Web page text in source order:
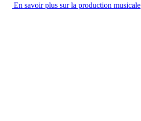
En savoir plus sur la production musicale